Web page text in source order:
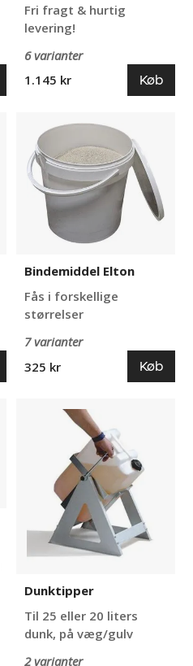
Fri fragt & hurtig
levering!
6 varianter
1.145 kr
Køb
Bindemiddel
Elton
Bindemiddel Elton
Fås i forskellige
størrelser
7 varianter
325 kr
Køb
Dunktipper
Dunktipper
Til 25 eller 20 liters
dunk, på væg/gulv
2 varianter